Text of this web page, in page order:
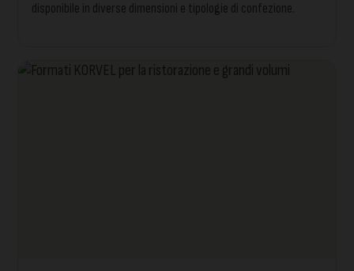
disponibile in diverse dimensioni e tipologie di confezione.